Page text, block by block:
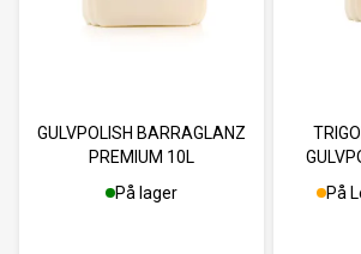
GULVPOLISH BARRAGLANZ
PREMIUM 10L
På lager
På